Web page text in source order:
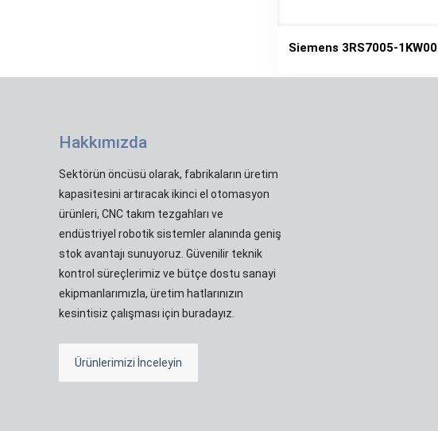
Siemens 3RS7005-1KW00
Hakkımızda
Sektörün öncüsü olarak, fabrikaların üretim
kapasitesini artıracak ikinci el otomasyon
ürünleri, CNC takım tezgahları ve
endüstriyel robotik sistemler alanında geniş
stok avantajı sunuyoruz. Güvenilir teknik
kontrol süreçlerimiz ve bütçe dostu sanayi
ekipmanlarımızla, üretim hatlarınızın
kesintisiz çalışması için buradayız.
Ürünlerimizi İnceleyin